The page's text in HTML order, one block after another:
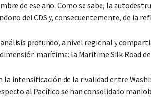
de ese año. Como se sabe, la
del CDS y, consecuentemente, de la
profundo, a nivel regional y
marítima: la Maritime Silk Road
la intensificación de la rivalidad entre
al Pacífico se han consolidado